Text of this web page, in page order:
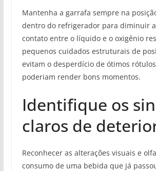
Mantenha a garrafa sempre na
dentro do refrigerador para diminuir
contato entre o líquido e o oxigênio
pequenos cuidados estruturais de
evitam o desperdício de ótimos
poderiam render bons momentos.
Identifique os
claros de
Reconhecer as alterações visuais e
consumo de uma bebida que já